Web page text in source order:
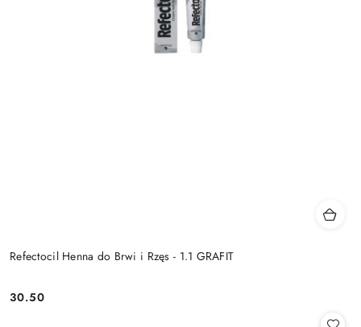
Refectocil Henna do Brwi i Rzęs - 1.1 GRAFIT
Cena:
30.50